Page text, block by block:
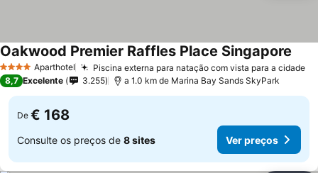
4 EstrelasAparthotel Piscina externa para natação com vista para a cidade
Oakwood Premier Raffles Place Singapore
8,7 Excelente 3.255 a 1.0 km de Marina Bay Sands SkyPark
De € 168
Consulte os preços de 8 sites Ver preços